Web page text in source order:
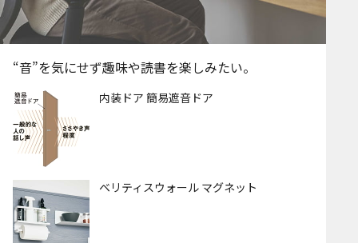
“音”を気にせず趣味や読書を楽しみたい。
内装ドア 簡易遮音ドア
ベリティスウォール マグネット